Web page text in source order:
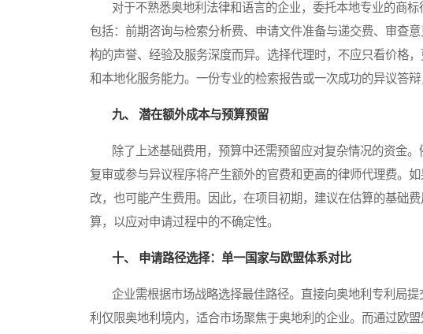
对于不熟悉奥地利法律和语言的企业，委托本地专业的商标
包括：前期咨询与检索分析费、申请文件准备与递交费、审查
构的声誉、经验及服务深度而异。选择代理时，不应只看价格
和本地化服务能力。一份专业的检索报告或一次成功的异议答
九、 潜在额外成本与预算预留
除了上述基础费用，预算中还需预留应对复杂情况的资金。
复审或参与异议程序将产生额外的官费和更高的律师代理费。
改，也可能产生费用。因此，在项目初期，建议在估算的基础
算，以应对申请过程中的不确定性。
十、 申请路径选择：单一国家与欧盟体系对比
企业需根据市场战略选择最佳路径。直接向奥地利专利局提
利仅限奥地利境内，适合市场聚焦于奥地利的企业。而通过欧盟